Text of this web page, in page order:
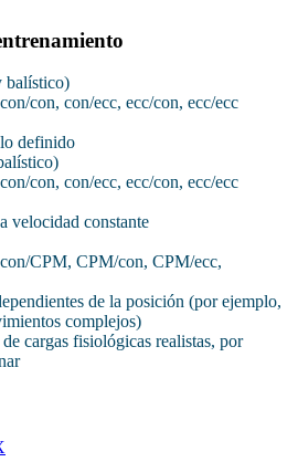
balístico)
con, con/ecc, ecc/con, ecc/ecc
definido
con, con/ecc, ecc/con, ecc/ecc
velocidad constante
CPM, CPM/con, CPM/ecc,
de la posición (por ejemplo,
complejos)
cargas fisiológicas realistas, por